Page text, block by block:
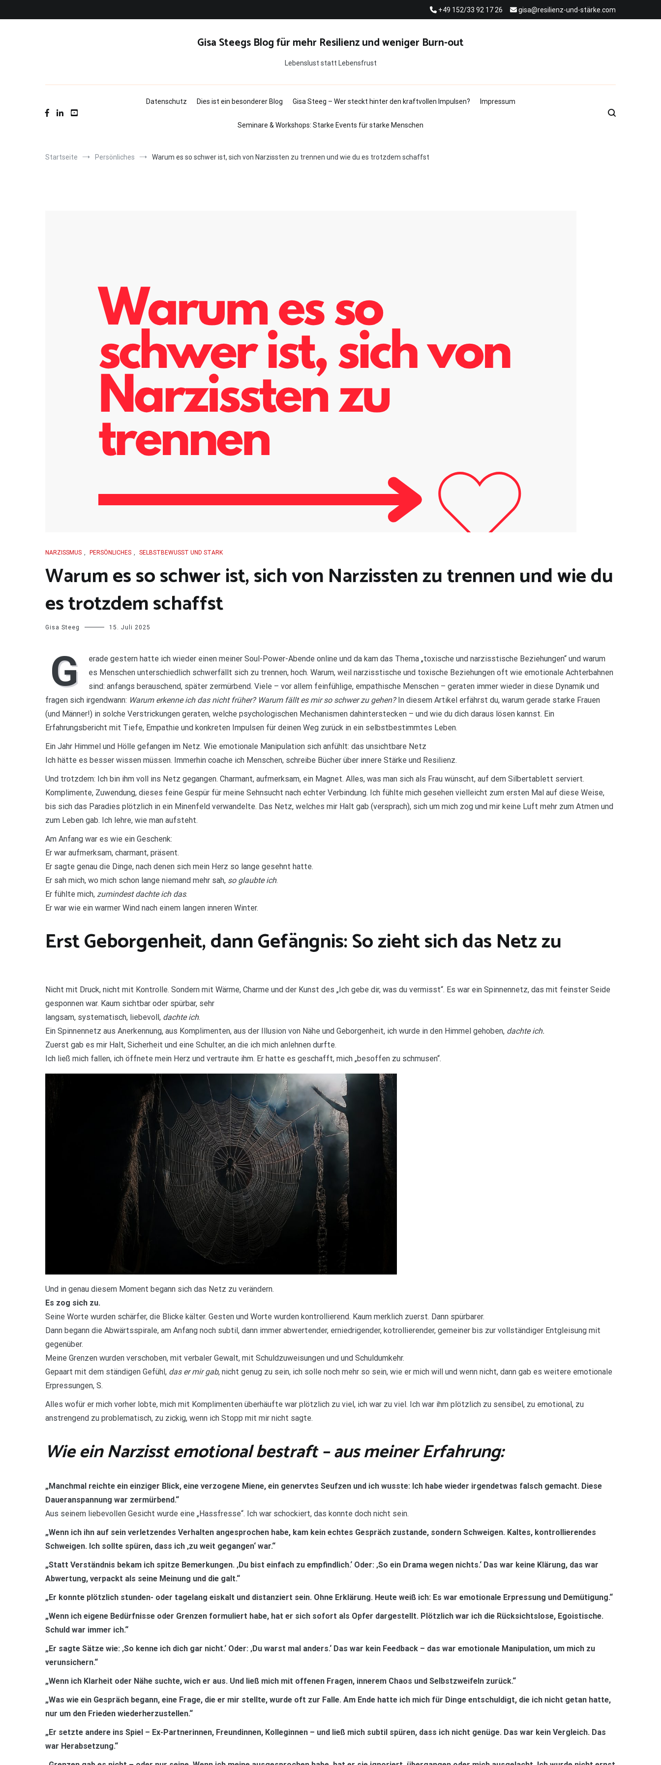
+49 152/33 92 17 26 gisa@resilienz-und-stärke.com
Gisa Steegs Blog für mehr Resilienz und weniger Burn-out
Lebenslust statt Lebensfrust
Datenschutz Dies ist ein besonderer Blog Gisa Steeg – Wer steckt hinter den kraftvollen Impulsen? Impressum
Seminare & Workshops: Starke Events für starke Menschen
Startseite Persönliches Warum es so schwer ist, sich von Narzissten zu trennen und wie du es trotzdem schaffst
NARZISSMUS , PERSÖNLICHES , SELBSTBEWUSST UND STARK
Warum es so schwer ist, sich von Narzissten zu trennen und wie du
es trotzdem schaffst
Gisa Steeg 15. Juli 2025
G
erade gestern hatte ich wieder einen meiner Soul-Power-Abende online und da kam das Thema „toxische und narzisstische Beziehungen“ und warum
es Menschen unterschiedlich schwerfällt sich zu trennen, hoch. Warum, weil narzisstische und toxische Beziehungen oft wie emotionale Achterbahnen
sind: anfangs berauschend, später zermürbend. Viele – vor allem feinfühlige, empathische Menschen – geraten immer wieder in diese Dynamik und
fragen sich irgendwann: Warum erkenne ich das nicht früher? Warum fällt es mir so schwer zu gehen?In diesem Artikel erfährst du, warum gerade starke Frauen
(und Männer!) in solche Verstrickungen geraten, welche psychologischen Mechanismen dahinterstecken – und wie du dich daraus lösen kannst. Ein
Erfahrungsbericht mit Tiefe, Empathie und konkreten Impulsen für deinen Weg zurück in ein selbstbestimmtes Leben.
Ein Jahr Himmel und Hölle gefangen im Netz. Wie emotionale Manipulation sich anfühlt: das unsichtbare Netz
Ich hätte es besser wissen müssen. Immerhin coache ich Menschen, schreibe Bücher über innere Stärke und Resilienz.
Und trotzdem: Ich bin ihm voll ins Netz gegangen. Charmant, aufmerksam, ein Magnet. Alles, was man sich als Frau wünscht, auf dem Silbertablett serviert.
Komplimente, Zuwendung, dieses feine Gespür für meine Sehnsucht nach echter Verbindung. Ich fühlte mich gesehen vielleicht zum ersten Mal auf diese Weise,
bis sich das Paradies plötzlich in ein Minenfeld verwandelte. Das Netz, welches mir Halt gab (versprach), sich um mich zog und mir keine Luft mehr zum Atmen und
zum Leben gab. Ich lehre, wie man aufsteht.
Am Anfang war es wie ein Geschenk:
Er war aufmerksam, charmant, präsent.
Er sagte genau die Dinge, nach denen sich mein Herz so lange gesehnt hatte.
Er sah mich, wo mich schon lange niemand mehr sah, so glaubte ich.
Er fühlte mich, zumindest dachte ich das.
Er war wie ein warmer Wind nach einem langen inneren Winter.
Erst Geborgenheit, dann Gefängnis: So zieht sich das Netz zu
Nicht mit Druck, nicht mit Kontrolle. Sondern mit Wärme, Charme und der Kunst des „Ich gebe dir, was du vermisst“. Es war ein Spinnennetz, das mit feinster Seide
gesponnen war. Kaum sichtbar oder spürbar, sehr
langsam, systematisch, liebevoll, dachte ich.
Ein Spinnennetz aus Anerkennung, aus Komplimenten, aus der Illusion von Nähe und Geborgenheit, ich wurde in den Himmel gehoben, dachte ich.
Zuerst gab es mir Halt, Sicherheit und eine Schulter, an die ich mich anlehnen durfte.
Ich ließ mich fallen, ich öffnete mein Herz und vertraute ihm. Er hatte es geschafft, mich „besoffen zu schmusen“.
Und in genau diesem Moment begann sich das Netz zu verändern.
Es zog sich zu.
Seine Worte wurden schärfer, die Blicke kälter. Gesten und Worte wurden kontrollierend. Kaum merklich zuerst. Dann spürbarer.
Dann begann die Abwärtsspirale, am Anfang noch subtil, dann immer abwertender, erniedrigender, kotrollierender, gemeiner bis zur vollständiger Entgleisung mit
gegenüber.
Meine Grenzen wurden verschoben, mit verbaler Gewalt, mit Schuldzuweisungen und und Schuldumkehr.
Gepaart mit dem ständigen Gefühl, das er mir gab, nicht genug zu sein, ich solle noch mehr so sein, wie er mich will und wenn nicht, dann gab es weitere emotionale
Erpressungen, S.
Alles wofür er mich vorher lobte, mich mit Komplimenten überhäufte war plötzlich zu viel, ich war zu viel. Ich war ihm plötzlich zu sensibel, zu emotional, zu
anstrengend zu problematisch, zu zickig, wenn ich Stopp mit mir nicht sagte.
Wie ein Narzisst emotional bestraft – aus meiner Erfahrung:
„Manchmal reichte ein einziger Blick, eine verzogene Miene, ein genervtes Seufzen und ich wusste: Ich habe wieder irgendetwas falsch gemacht. Diese
Daueranspannung war zermürbend.“
Aus seinem liebevollen Gesicht wurde eine „Hassfresse“. Ich war schockiert, das konnte doch nicht sein.
„Wenn ich ihn auf sein verletzendes Verhalten angesprochen habe, kam kein echtes Gespräch zustande, sondern Schweigen. Kaltes, kontrollierendes
Schweigen. Ich sollte spüren, dass ich ‚zu weit gegangen‘ war.“
„Statt Verständnis bekam ich spitze Bemerkungen. ‚Du bist einfach zu empfindlich.‘ Oder: ‚So ein Drama wegen nichts.‘ Das war keine Klärung, das war
Abwertung, verpackt als seine Meinung und die galt.“
„Er konnte plötzlich stunden- oder tagelang eiskalt und distanziert sein. Ohne Erklärung. Heute weiß ich: Es war emotionale Erpressung und Demütigung.“
„Wenn ich eigene Bedürfnisse oder Grenzen formuliert habe, hat er sich sofort als Opfer dargestellt. Plötzlich war ich die Rücksichtslose, Egoistische.
Schuld war immer ich.“
„Er sagte Sätze wie: ‚So kenne ich dich gar nicht.‘ Oder: ‚Du warst mal anders.‘ Das war kein Feedback – das war emotionale Manipulation, um mich zu
verunsichern.“
„Wenn ich Klarheit oder Nähe suchte, wich er aus. Und ließ mich mit offenen Fragen, innerem Chaos und Selbstzweifeln zurück.“
„Was wie ein Gespräch begann, eine Frage, die er mir stellte, wurde oft zur Falle. Am Ende hatte ich mich für Dinge entschuldigt, die ich nicht getan hatte,
nur um den Frieden wiederherzustellen.“
„Er setzte andere ins Spiel – Ex-Partnerinnen, Freundinnen, Kolleginnen – und ließ mich subtil spüren, dass ich nicht genüge. Das war kein Vergleich. Das
war Herabsetzung.“